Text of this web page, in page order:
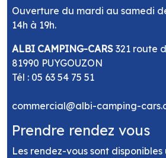
Ouverture du mardi au samedi
14h à 19h.
ALBI CAMPING-CARS 321 route
81990 PUYGOUZON
Tél : 05 63 54 75 51
commercial@albi-camping-
Prendre rendez vous
Les rendez-vous sont